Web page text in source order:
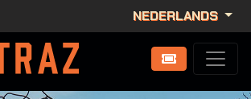
NEDERLANDS